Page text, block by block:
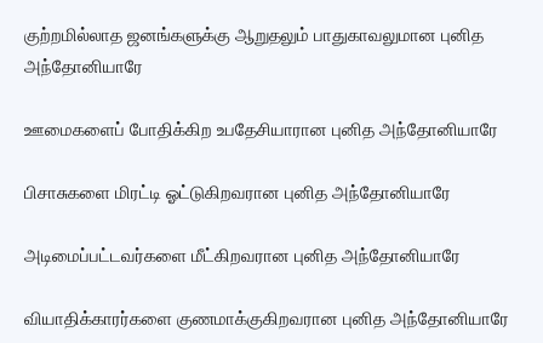
குற்றமில்லாத ஜனங்களுக்கு ஆறுதலும் பாதுகாவலுமான புனித
அந்தோனியாரே
ஊமைகளைப் போதிக்கிற உபதேசியாரான புனித அந்தோனியாரே
பிசாசுகளை மிரட்டி ஓட்டுகிறவரான புனித அந்தோனியாரே
அடிமைப்பட்டவர்களை மீட்கிறவரான புனித அந்தோனியாரே
வியாதிக்காரர்களை குணமாக்குகிறவரான புனித அந்தோனியாரே